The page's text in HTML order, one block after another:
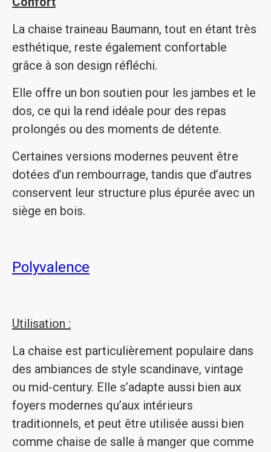
La chaise traineau Baumann, tout en étant très
esthétique, reste également confortable
grâce à son design réfléchi.
Elle offre un bon soutien pour les jambes et le
dos, ce qui la rend idéale pour des repas
prolongés ou des moments de détente.
Certaines versions modernes peuvent être
dotées d’un rembourrage, tandis que d’autres
conservent leur structure plus épurée avec un
siège en bois.
Polyvalence
Utilisation :
La chaise est particulièrement populaire dans
des ambiances de style scandinave, vintage
ou mid-century. Elle s’adapte aussi bien aux
foyers modernes qu’aux intérieurs
traditionnels, et peut être utilisée aussi bien
comme chaise de salle à manger que comme